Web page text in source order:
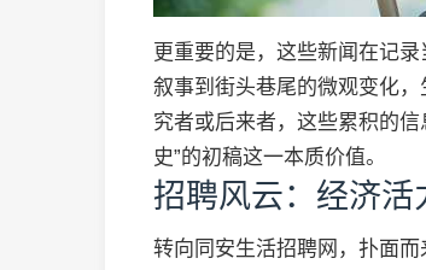
更重要的是，这些新闻在记
叙事到街头巷尾的微观变化
究者或后来者，这些累积的
史”的初稿这一本质价值。
招聘风云：经济活
转向同安生活招聘网，扑面